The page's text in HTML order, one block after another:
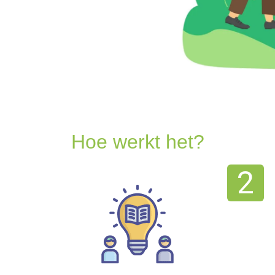
Hoe werkt het?
2